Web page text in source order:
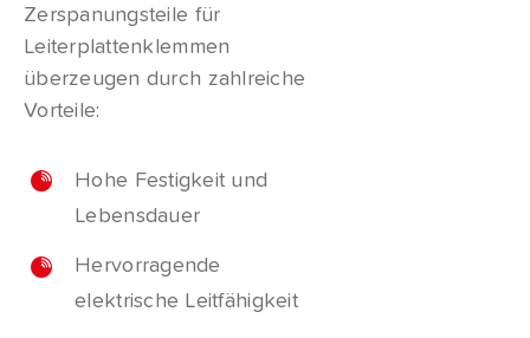
Zerspanungsteile für
Leiterplattenklemmen
überzeugen durch zahlreiche
Vorteile:
Hohe Festigkeit und
Lebensdauer
Hervorragende
elektrische Leitfähigkeit